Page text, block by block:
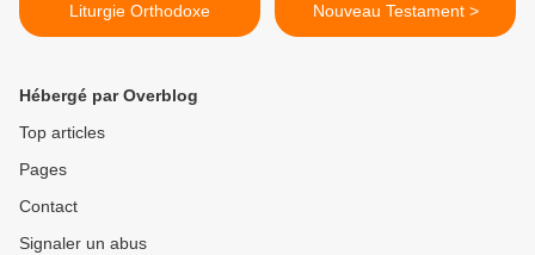
Liturgie Orthodoxe
Nouveau Testament >
Hébergé par Overblog
Top articles
Pages
Contact
Signaler un abus